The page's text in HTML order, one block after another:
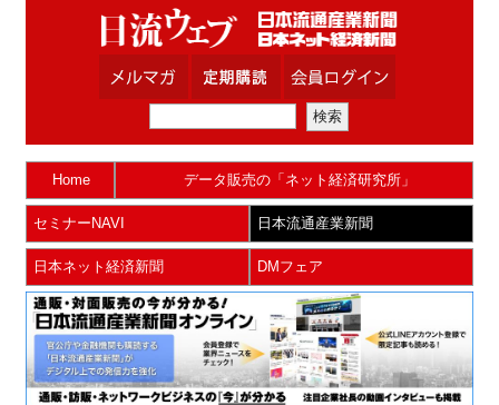
Home データ販売の「ネット経済研究所」
セミナーNAVI 日本流通産業新聞
日本ネット経済新聞 DMフェア